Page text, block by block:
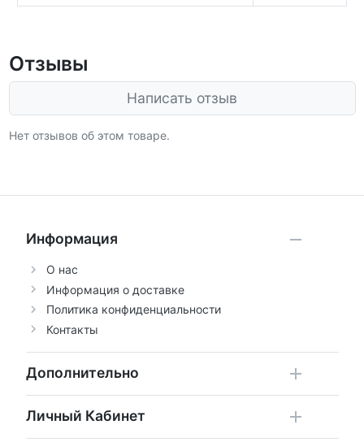
Отзывы
Написать отзыв
Нет отзывов об этом товаре.
Информация
О нас
Информация о доставке
Политика конфиденциальности
Контакты
Дополнительно
Личный Кабинет